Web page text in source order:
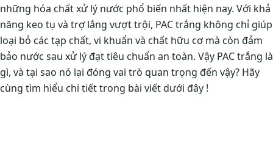
những hóa chất xử lý nước phổ biến nhất hiện nay. Với khả
năng keo tụ và trợ lắng vượt trội, PAC trắng không chỉ giúp
loại bỏ các tạp chất, vi khuẩn và chất hữu cơ mà còn đảm
bảo nước sau xử lý đạt tiêu chuẩn an toàn. Vậy PAC trắng là
gì, và tại sao nó lại đóng vai trò quan trọng đến vậy? Hãy
cùng tìm hiểu chi tiết trong bài viết dưới đây !